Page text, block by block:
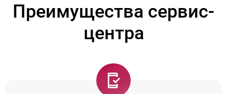
Преимущества сервис-
центра